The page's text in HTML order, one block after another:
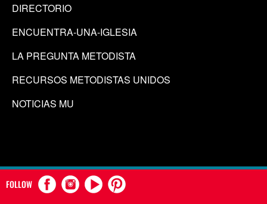
DIRECTORIO
ENCUENTRA-UNA-IGLESIA
LA PREGUNTA METODISTA
RECURSOS METODISTAS UNIDOS
NOTICIAS MU
FOLLOW